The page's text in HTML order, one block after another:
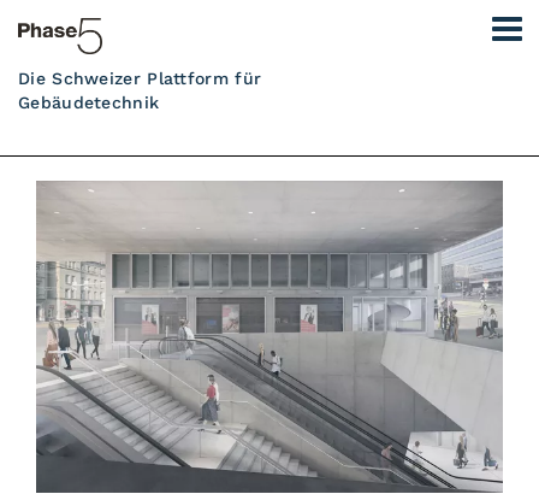
Die Schweizer Plattform für
Gebäudetechnik